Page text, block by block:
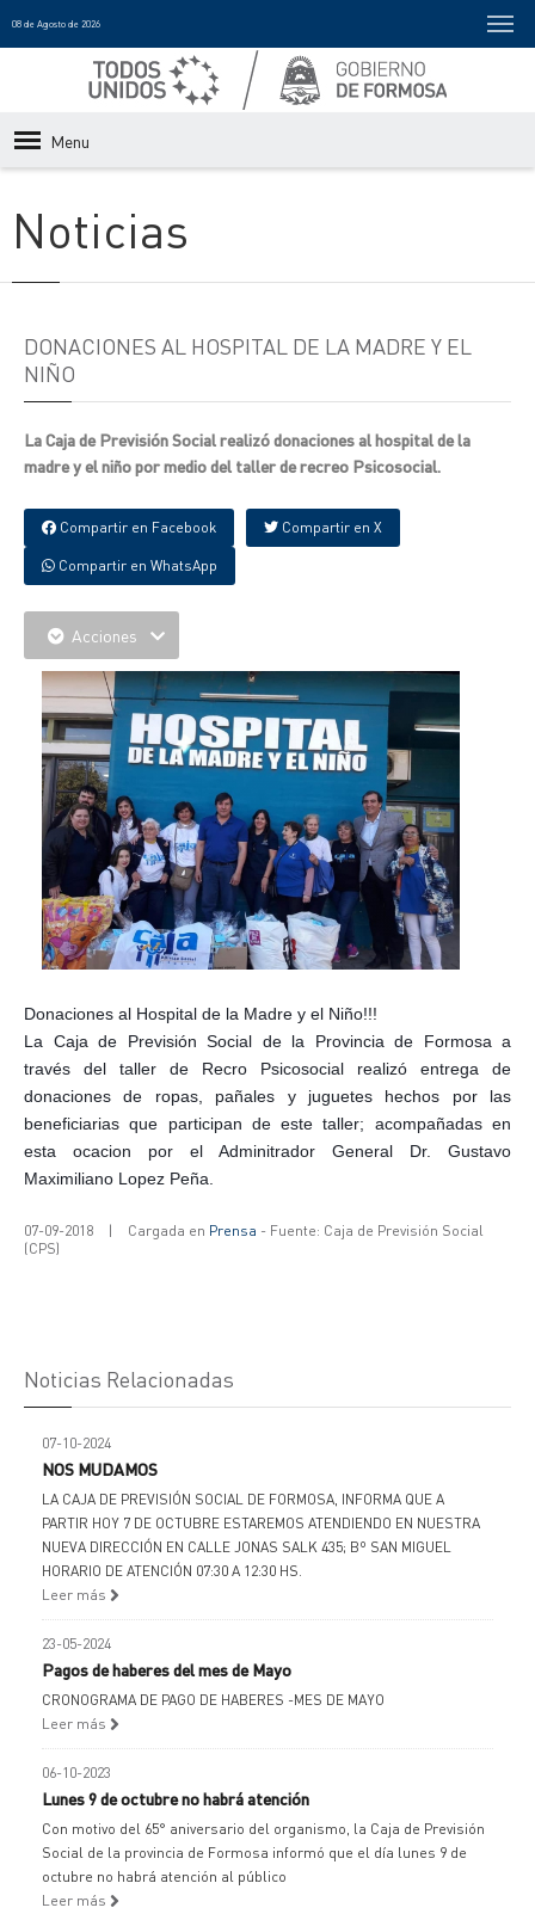
08 de Agosto de 2026
Menu
Noticias
DONACIONES AL HOSPITAL DE LA MADRE Y EL
NIÑO
La Caja de Previsión Social realizó donaciones al hospital de la
madre y el niño por medio del taller de recreo Psicosocial.
Compartir en Facebook Compartir en X
Compartir en WhatsApp
Acciones
Donaciones al Hospital de la Madre y el Niño!!!
La Caja de Previsión Social de la Provincia de Formosa a
través del taller de Recro Psicosocial realizó entrega de
donaciones de ropas, pañales y juguetes hechos por las
beneficiarias que participan de este taller; acompañadas en
esta ocacion por el Adminitrador General Dr. Gustavo
Maximiliano Lopez Peña.
07-09-2018 | Cargada en Prensa - Fuente: Caja de Previsión Social
(CPS)
Noticias Relacionadas
07-10-2024
NOS MUDAMOS
LA CAJA DE PREVISIÓN SOCIAL DE FORMOSA, INFORMA QUE A
PARTIR HOY 7 DE OCTUBRE ESTAREMOS ATENDIENDO EN NUESTRA
NUEVA DIRECCIÓN EN CALLE JONAS SALK 435; Bº SAN MIGUEL
HORARIO DE ATENCIÓN 07:30 A 12:30 HS.
Leer más
23-05-2024
Pagos de haberes del mes de Mayo
CRONOGRAMA DE PAGO DE HABERES -MES DE MAYO
Leer más
06-10-2023
Lunes 9 de octubre no habrá atención
Con motivo del 65° aniversario del organismo, la Caja de Previsión
Social de la provincia de Formosa informó que el día lunes 9 de
octubre no habrá atención al público
Leer más